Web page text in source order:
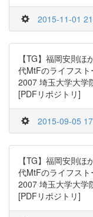
2015-11-01
【TG】福岡安則
代MtFのライフス
2007 埼玉大学大学
[PDFリポジトリ]
2015-09-05
【TG】福岡安則
代MtFのライフス
2007 埼玉大学大学
[PDFリポジトリ]